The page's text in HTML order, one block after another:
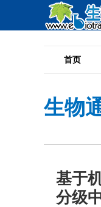
首页
生物
基于
分级